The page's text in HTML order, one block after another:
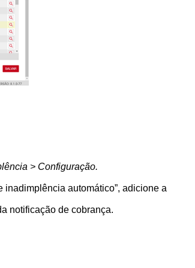
> Configuração.
inadimplência automático”, adicione a
notificação de cobrança.